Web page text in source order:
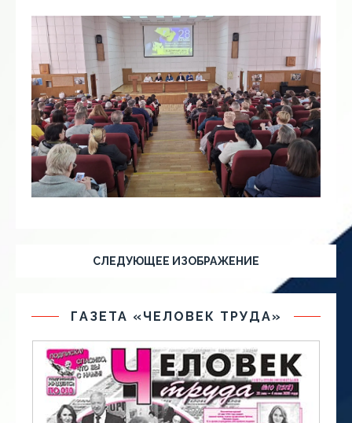
СЛЕДУЮЩЕЕ ИЗОБРАЖЕНИЕ
ГАЗЕТА «ЧЕЛОВЕК ТРУДА»